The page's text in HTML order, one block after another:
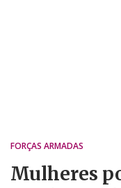
FORÇAS ARMADAS
Mulheres